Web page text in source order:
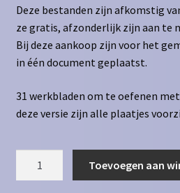
Deze bestanden zijn afkomstig
ze gratis, afzonderlijk zijn aan te
Bij deze aankoop zijn voor het
in één document geplaatst.
31 werkbladen om te oefenen
deze versie zijn alle plaatjes
Toevoegen aan